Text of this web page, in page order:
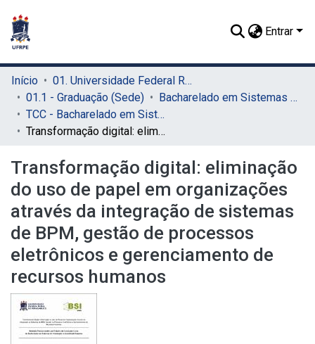
Entrar
Início
01. Universidade Federal Rural de Pernambuco - UFRPE (Sede)
01.1 - Graduação (Sede)
Bacharelado em Sistemas de Informação (Sede)
TCC - Bacharelado em Sistemas da Informação (Sede)
Transformação digital: eliminação do uso de papel em organizações através da integração de sistemas de BPM, gestão de processos eletrônicos e gerenciamento de recursos humanos
Transformação digital: eliminação
do uso de papel em organizações
através da integração de sistemas
de BPM, gestão de processos
eletrônicos e gerenciamento de
recursos humanos